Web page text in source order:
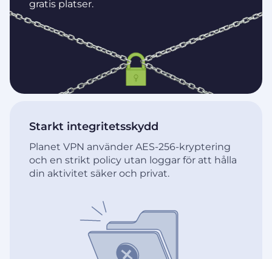
gratis platser.
Starkt integritetsskydd
Planet VPN använder AES-256-kryptering
och en strikt policy utan loggar för att hålla
din aktivitet säker och privat.